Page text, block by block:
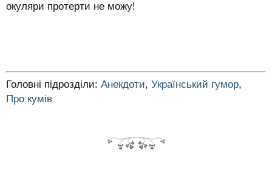
окуляри протерти не можу!
Головні підрозділи: Анекдоти, Український гумор,
Про кумів